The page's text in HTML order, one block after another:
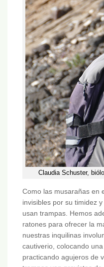
Claudia Schuster,
Como las musarañas en
invisibles por su timidez
usan trampas. Hemos
ratones para ofrecer la
nuestras inquilinas
cautiverio, colocando
practicando agujeros de